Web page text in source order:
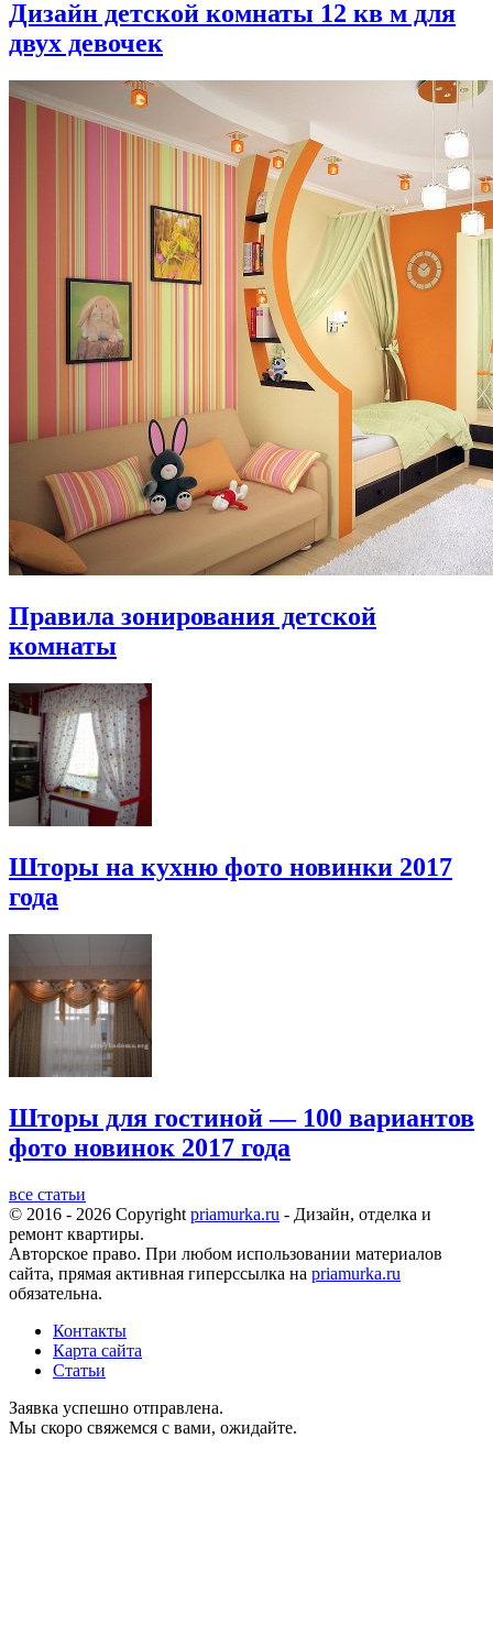
Дизайн детской комнаты 12 кв м для
двух девочек
Правила зонирования детской
комнаты
Шторы на кухню фото новинки 2017
года
Шторы для гостиной — 100 вариантов
фото новинок 2017 года
все статьи
© 2016 - 2026 Copyright priamurka.ru - Дизайн, отделка и
ремонт квартиры.
Авторское право. При любом использовании материалов
сайта, прямая активная гиперссылка на priamurka.ru
обязательна.
Контакты
Карта сайта
Статьи
Заявка успешно отправлена.
Мы скоро свяжемся с вами, ожидайте.